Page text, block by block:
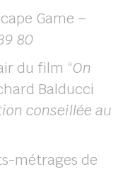
Game –
80
du film “On
Balducci
conseillée au
métrages de